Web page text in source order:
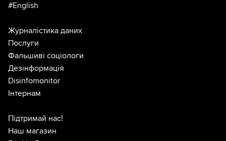
#English
Журналістика даних
Послуги
Фальшиві соціологи
Дезінформація
Disinfomonitor
Інтернам
Підтримай нас!
Наш магазин